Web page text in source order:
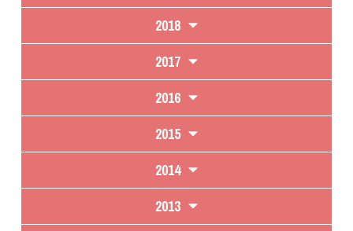
2018
2017
2016
2015
2014
2013